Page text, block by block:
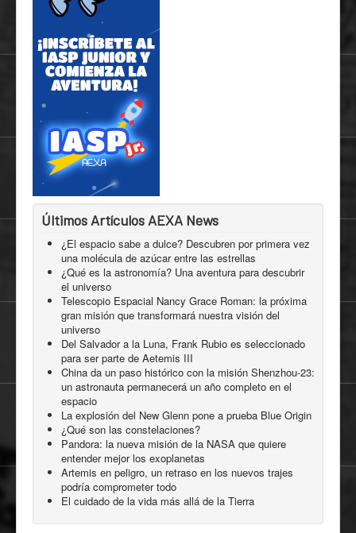
Últimos Artículos AEXA News
¿El espacio sabe a dulce? Descubren por primera vez
una molécula de azúcar entre las estrellas
¿Qué es la astronomía? Una aventura para descubrir
el universo
Telescopio Espacial Nancy Grace Roman: la próxima
gran misión que transformará nuestra visión del
universo
Del Salvador a la Luna, Frank Rubio es seleccionado
para ser parte de Aetemis III
China da un paso histórico con la misión Shenzhou-23:
un astronauta permanecerá un año completo en el
espacio
La explosión del New Glenn pone a prueba Blue Origin
¿Qué son las constelaciones?
Pandora: la nueva misión de la NASA que quiere
entender mejor los exoplanetas
Artemis en peligro, un retraso en los nuevos trajes
podría comprometer todo
El cuidado de la vida más allá de la Tierra